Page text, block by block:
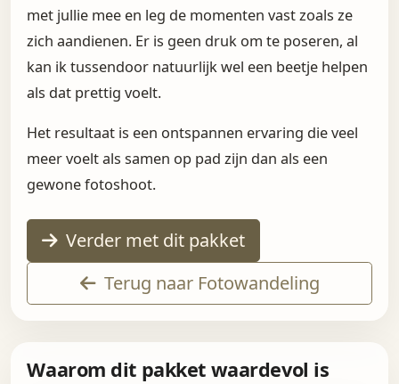
met jullie mee en leg de momenten vast zoals ze
zich aandienen. Er is geen druk om te poseren, al
kan ik tussendoor natuurlijk wel een beetje helpen
als dat prettig voelt.
Het resultaat is een ontspannen ervaring die veel
meer voelt als samen op pad zijn dan als een
gewone fotoshoot.
Verder met dit pakket
Terug naar Fotowandeling
Waarom dit pakket waardevol is